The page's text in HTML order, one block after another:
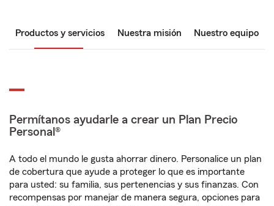
Productos y servicios Nuestra misión Nuestro equipo
Permítanos ayudarle a crear un Plan Precio
Personal®
A todo el mundo le gusta ahorrar dinero. Personalice un plan
de cobertura que ayude a proteger lo que es importante
para usted: su familia, sus pertenencias y sus finanzas. Con
recompensas por manejar de manera segura, opciones para